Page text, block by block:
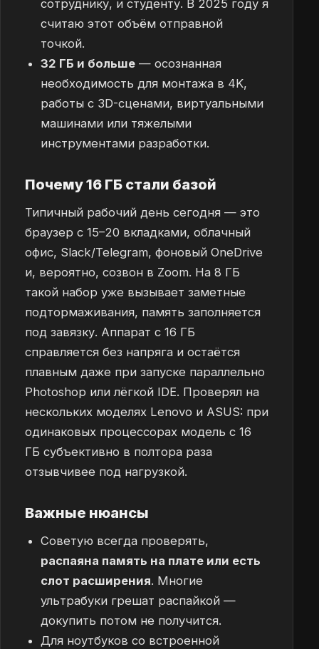
сотруднику, и студенту. В 2025 году я
считаю этот объём отправной
точкой.
32 ГБ и больше— осознанная
необходимость для монтажа в 4K,
работы с 3D-сценами, виртуальными
машинами или тяжелыми
инструментами разработки.
Почему 16 ГБ стали базой
Типичный рабочий день сегодня — это
браузер с 15–20 вкладками, облачный
офис, Slack/Telegram, фоновый OneDrive
и, вероятно, созвон в Zoom. На 8 ГБ
такой набор уже вызывает заметные
подтормаживания, память заполняется
под завязку. Аппарат с 16 ГБ
справляется без напряга и остаётся
плавным даже при запуске параллельно
Photoshop или лёгкой IDE. Проверял на
нескольких моделях Lenovo и ASUS: при
одинаковых процессорах модель с 16
ГБ субъективно в полтора раза
отзывчивее под нагрузкой.
Важные нюансы
Советую всегда проверять,
распаяна память на плате или есть
слот расширения. Многие
ультрабуки грешат распайкой —
докупить потом не получится.
Для ноутбуков со встроенной